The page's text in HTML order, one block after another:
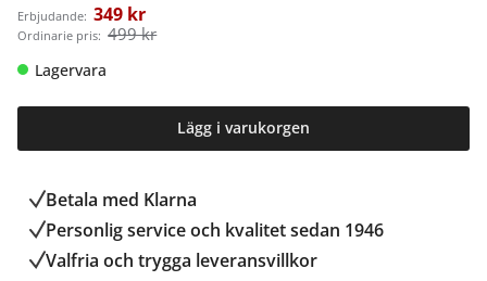
Erbjudande: 349 kr
Ordinarie pris: 499 kr
Lagervara
Lägg i varukorgen
Betala med Klarna
Personlig service och kvalitet sedan 1946
Valfria och trygga leveransvillkor